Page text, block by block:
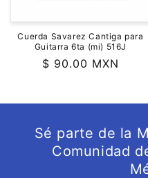
Cuerda Savarez Cantiga para
Guitarra 6ta (mi) 516J
Precio
$ 90.00 MXN
Sé parte de la
Comunidad